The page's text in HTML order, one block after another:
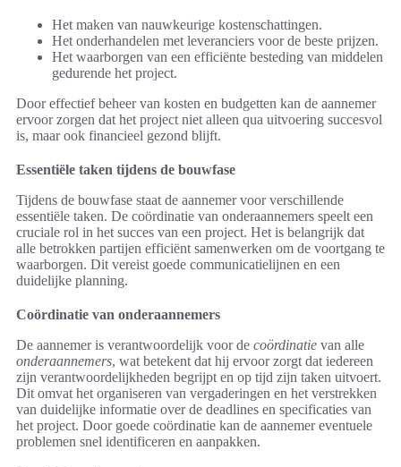
Het maken van nauwkeurige kostenschattingen.
Het onderhandelen met leveranciers voor de beste prijzen.
Het waarborgen van een efficiënte besteding van middelen
gedurende het project.
Door effectief beheer van kosten en budgetten kan de aannemer
ervoor zorgen dat het project niet alleen qua uitvoering succesvol
is, maar ook financieel gezond blijft.
Essentiële taken tijdens de bouwfase
Tijdens de bouwfase staat de aannemer voor verschillende
essentiële taken. De coördinatie van onderaannemers speelt een
cruciale rol in het succes van een project. Het is belangrijk dat
alle betrokken partijen efficiënt samenwerken om de voortgang te
waarborgen. Dit vereist goede communicatielijnen en een
duidelijke planning.
Coördinatie van onderaannemers
De aannemer is verantwoordelijk voor de coördinatie van alle
onderaannemers, wat betekent dat hij ervoor zorgt dat iedereen
zijn verantwoordelijkheden begrijpt en op tijd zijn taken uitvoert.
Dit omvat het organiseren van vergaderingen en het verstrekken
van duidelijke informatie over de deadlines en specificaties van
het project. Door goede coördinatie kan de aannemer eventuele
problemen snel identificeren en aanpakken.